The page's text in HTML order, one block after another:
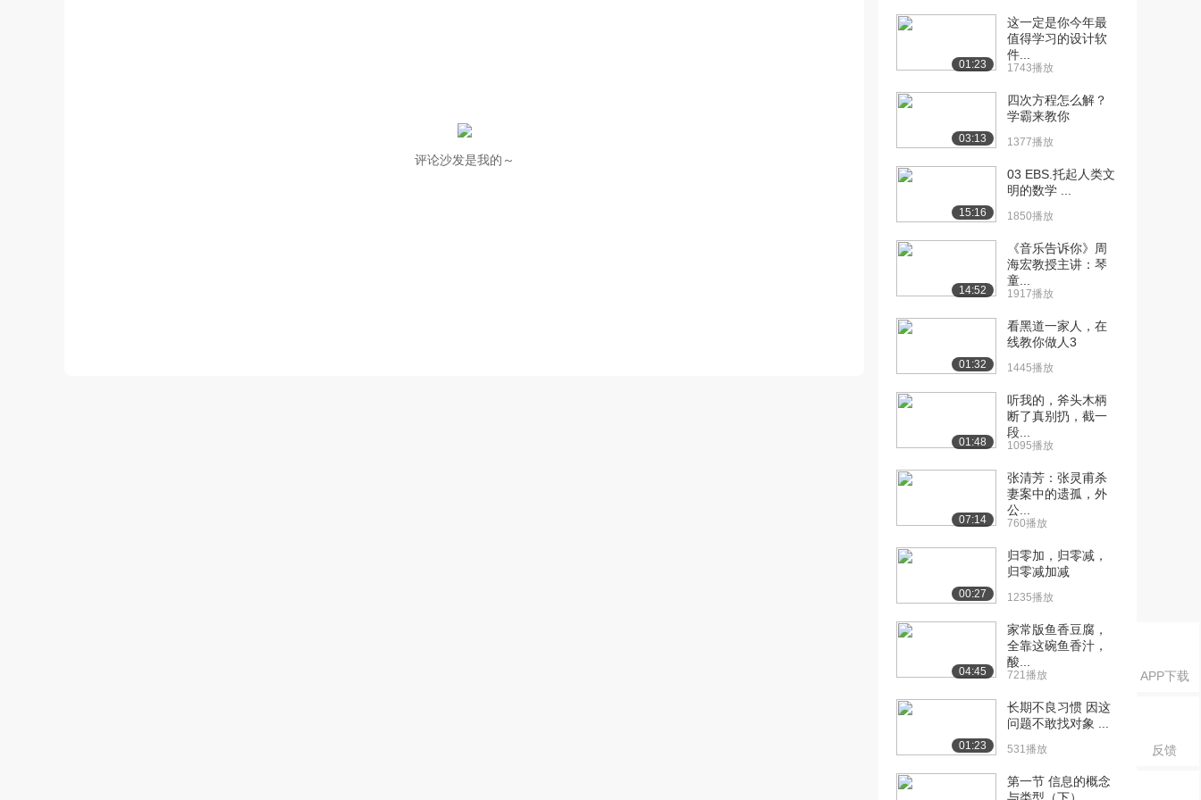
APP下载
反馈
评论沙发是我的～
[10] 幂指恒等式
06:24
[11] 幂指恒等式
06:23
[12] 幂指恒等式
06:24
[13] 含参变量的极限如何
05:29
[14] 含参变量的极限如何
分析？
怎么用？（上）
怎么用？（下）
[17] 等价无穷大是什么？
怎么用？（上）
1110播放
[18] 等价无穷大是什么？
怎么用？（下）
921播放
[19] 已知通项计算数列极
1487播放
[20] 已知通项计算数列极
1206播放
01:23
这一定是你今年最
值得学习的设计软
件...
1743播放
03:13
四次方程怎么解？
学霸来教你
1377播放
15:16
03 EBS.托起人类文
明的数学 ...
1850播放
14:52
《音乐告诉你》周
海宏教授主讲：琴
童...
1917播放
01:32
看黑道一家人，在
线教你做人3
1445播放
01:48
听我的，斧头木柄
断了真别扔，截一
段...
1095播放
07:14
张清芳：张灵甫杀
妻案中的遗孤，外
公...
760播放
00:27
归零加，归零减，
归零减加减
1235播放
04:45
家常版鱼香豆腐，
全靠这碗鱼香汁，
酸...
721播放
01:23
长期不良习惯 因这
问题不敢找对象 ...
531播放
第一节 信息的概念